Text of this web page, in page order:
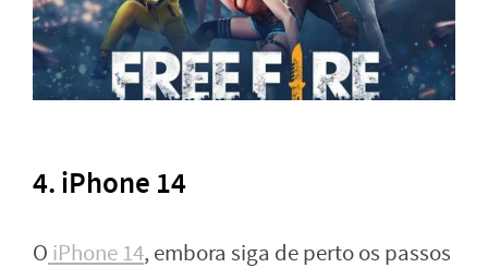
4. iPhone 14
O iPhone 14, embora siga de perto os passos